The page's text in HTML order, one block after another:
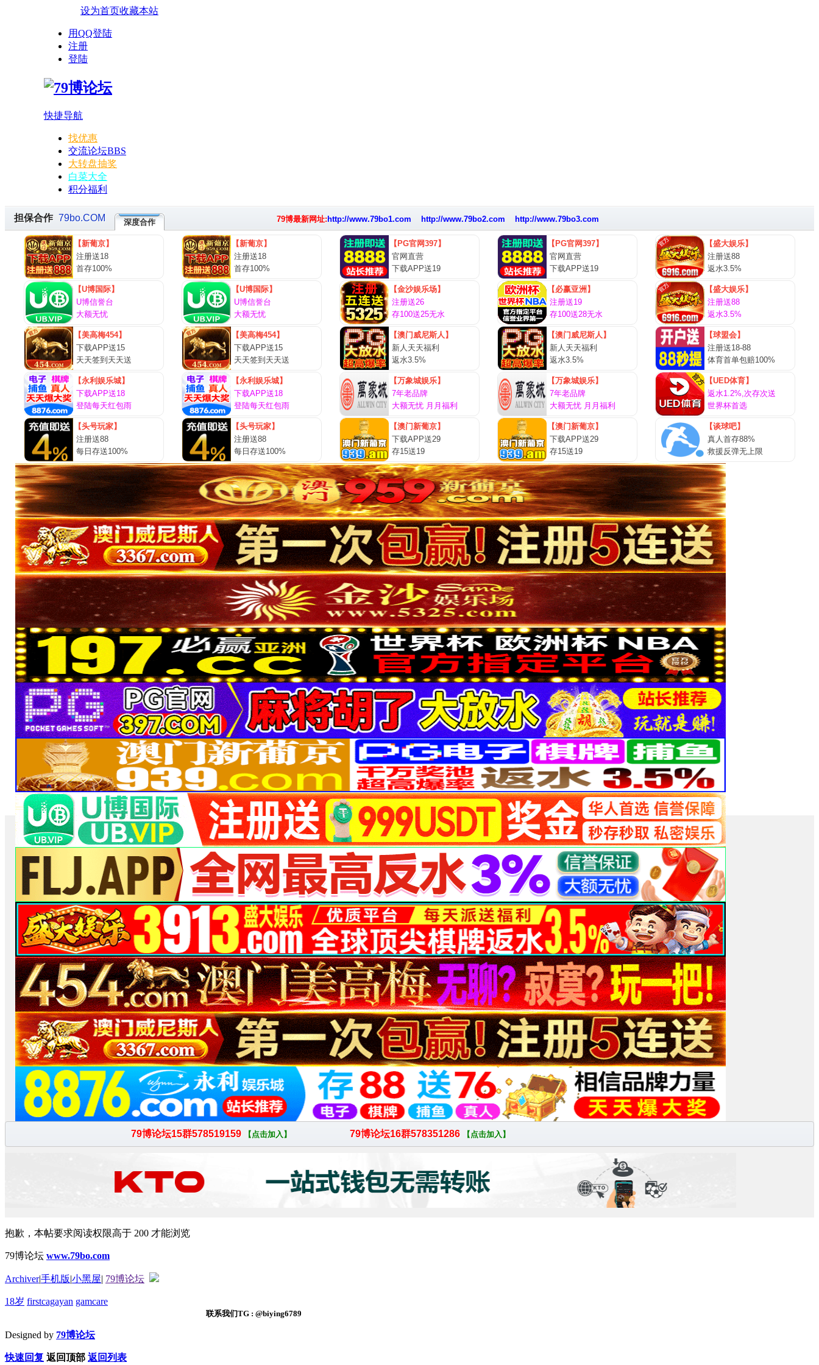
设为首页收藏本站
用QQ登陆
注册
登陆
快捷导航
找优惠
交流论坛BBS
大转盘抽奖
白菜大全
积分福利
抱歉，本帖要求阅读权限高于 200 才能浏览
79博论坛 www.79bo.com
Archiver|手机版|小黑屋| 79博论坛
18岁 firstcagayan gamcare
联系我们TG : @biying6789
Designed by 79博论坛
快速回复 返回顶部 返回列表